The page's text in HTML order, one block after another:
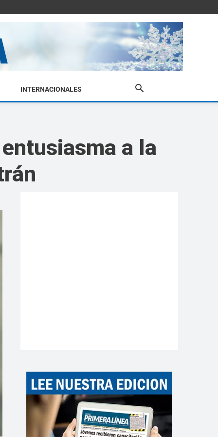
INTERNACIONALES
a la